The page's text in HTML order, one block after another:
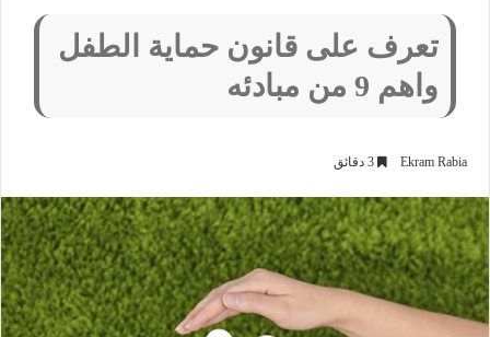
تعرف على قانون حماية الطفل
واهم 9 من مبادئه
Ekram Rabia